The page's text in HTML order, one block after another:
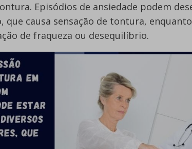
Episódios de ansiedade podem
que causa sensação de tontura,
de fraqueza ou desequilíbrio.